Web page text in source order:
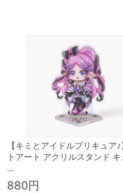
【キミとアイドルプリキュア♪
トアート アクリルスタンド キ
…
880円